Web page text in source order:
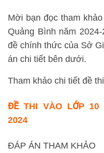
Mời bạn đọc tham
Quảng Bình năm
đề chính thức của Sở
án chi tiết bên dưới.
Tham khảo chi tiết đề
ĐỀ THI VÀO LỚP 10
2024
ĐÁP ÁN THAM KHẢO